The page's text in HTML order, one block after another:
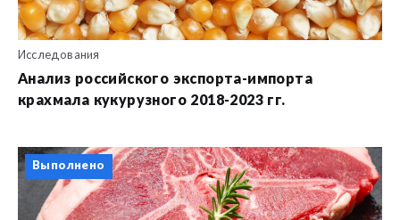
Исследования
Анализ российского экспорта-импорта
крахмала кукурузного 2018-2023 гг.
Выполнено